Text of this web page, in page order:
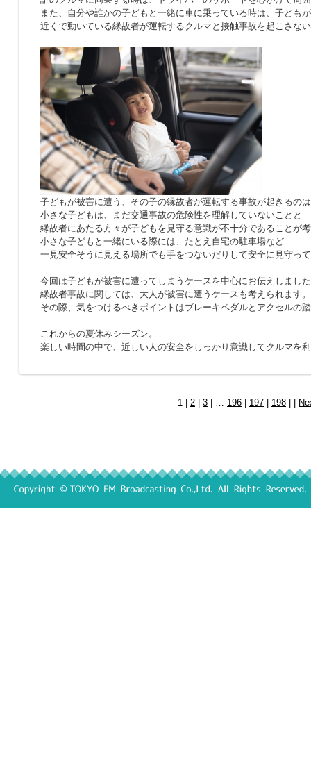
また、自分や誰かの子どもと一緒に車に乗っている時は、子ども
近くで動いている縁故者が運転するクルマと接触事故を起こさな
子どもが被害に遭う、その子の縁故者が運転する事故が起きるの
小さな子どもは、まだ交通事故の危険性を理解していないことと
縁故者にあたる方々が子どもを見守る意識が不十分であることが
小さな子どもと一緒にいる際には、たとえ自宅の駐車場など
一見安全そうに見える場所でも手をつないだりして安全に見守っ
今回は子どもが被害に遭ってしまうケースを中心にお伝えしまし
縁故者事故に関しては、大人が被害に遭うケースも考えられます。
その際、気をつけるべきポイントはブレーキペダルとアクセルの
これからの夏休みシーズン。
楽しい時間の中で、近しい人の安全をしっかり意識してクルマを
1 | 2 3 | … 196 197 198